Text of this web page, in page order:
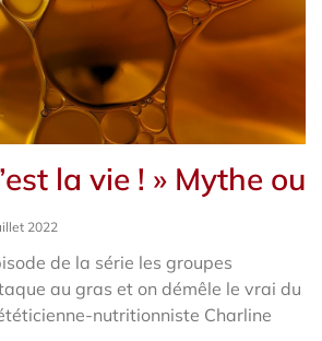
la vie ! » Mythe ou
2022
de la série les groupes
au gras et on démêle le vrai du
nutritionniste Charline